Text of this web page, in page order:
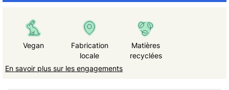
Vegan
Fabrication
locale
Matières
recyclées
En savoir plus sur les engagements